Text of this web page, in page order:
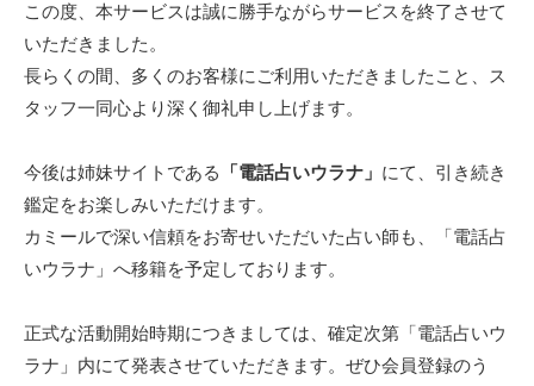
この度、本サービスは誠に勝手ながらサービスを終了させて
いただきました。
長らくの間、多くのお客様にご利用いただきましたこと、ス
タッフ一同心より深く御礼申し上げます。
今後は姉妹サイトである 「電話占いウラナ」 にて、引き続き
鑑定をお楽しみいただけます。
カミールで深い信頼をお寄せいただいた占い師も、「電話占
いウラナ」へ移籍を予定しております。
正式な活動開始時期につきましては、確定次第「電話占いウ
ラナ」内にて発表させていただきます。ぜひ会員登録のう